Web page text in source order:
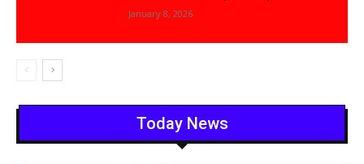
January 8, 2026
Today News